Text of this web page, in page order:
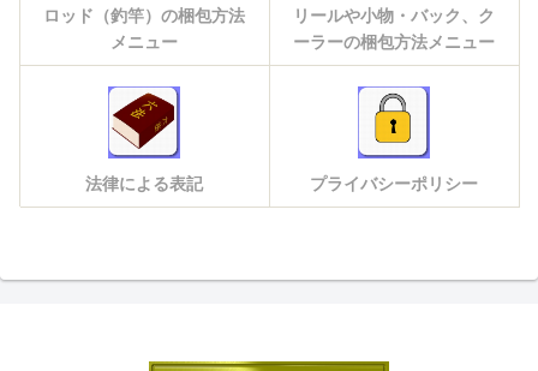
ロッド（釣竿）の梱包方法
メニュー
リールや小物・バック、ク
ーラーの梱包方法メニュー
法律による表記 プライバシーポリシー